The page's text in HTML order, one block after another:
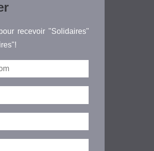
recevoir "Solidaires"